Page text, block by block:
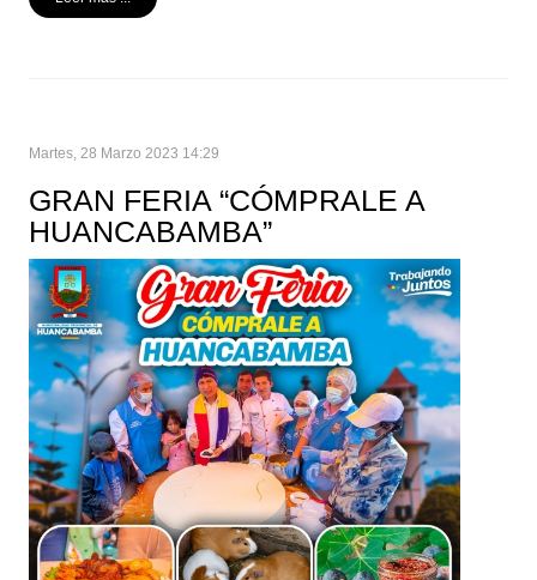
Martes, 28 Marzo 2023 14:29
GRAN FERIA “CÓMPRALE A
HUANCABAMBA”